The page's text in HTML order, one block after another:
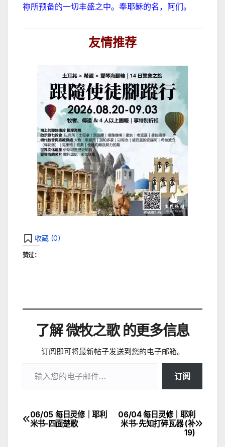
祢所预备的一切丰盛之中。奉耶稣的名，阿们。
友情推荐
收藏 (0)
赞过：
了解 微牧之歌 的更多信息
订阅即可将最新帖子发送到您的电子邮箱。
订阅
文
06/04 每日灵修｜耶利
米书-先知打碎瓦器 (补
19)
06/05 每日灵修｜耶利
米书-四面楚歌